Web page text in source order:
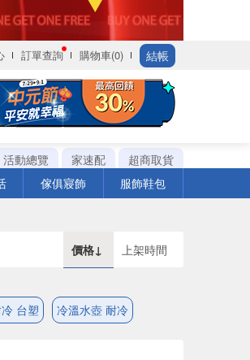
訂單查詢 購物車(0) 結帳
活動總覽 家速配
超商取貨
傢俱寢飾 服飾鞋包
價格↓ 上架時間
台塑 冷溫水壺 耐冷